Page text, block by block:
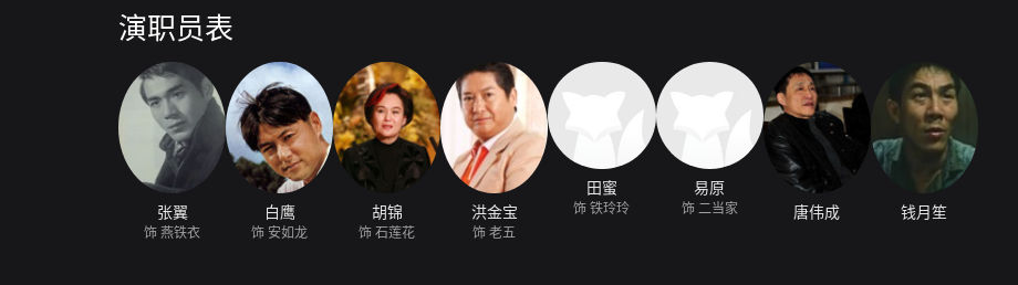
演职员表
张翼
饰 燕铁衣
白鹰
饰 安如龙
胡锦
饰 石莲花
洪金宝
饰 老五
田蜜
饰 铁玲玲
易原
饰 二当家 唐伟成 钱月笙